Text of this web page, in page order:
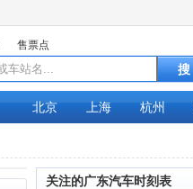
售票点
北京 上海 杭州
关注的广东汽车时刻表